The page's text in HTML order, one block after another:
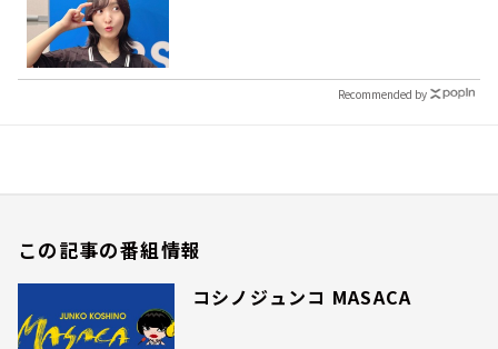
Recommended by
この記事の番組情報
コシノジュンコ MASACA